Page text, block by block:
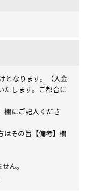
となります。（入金
たします。ご都合に
欄にご記入くださ
はその旨【備考】欄
ん。